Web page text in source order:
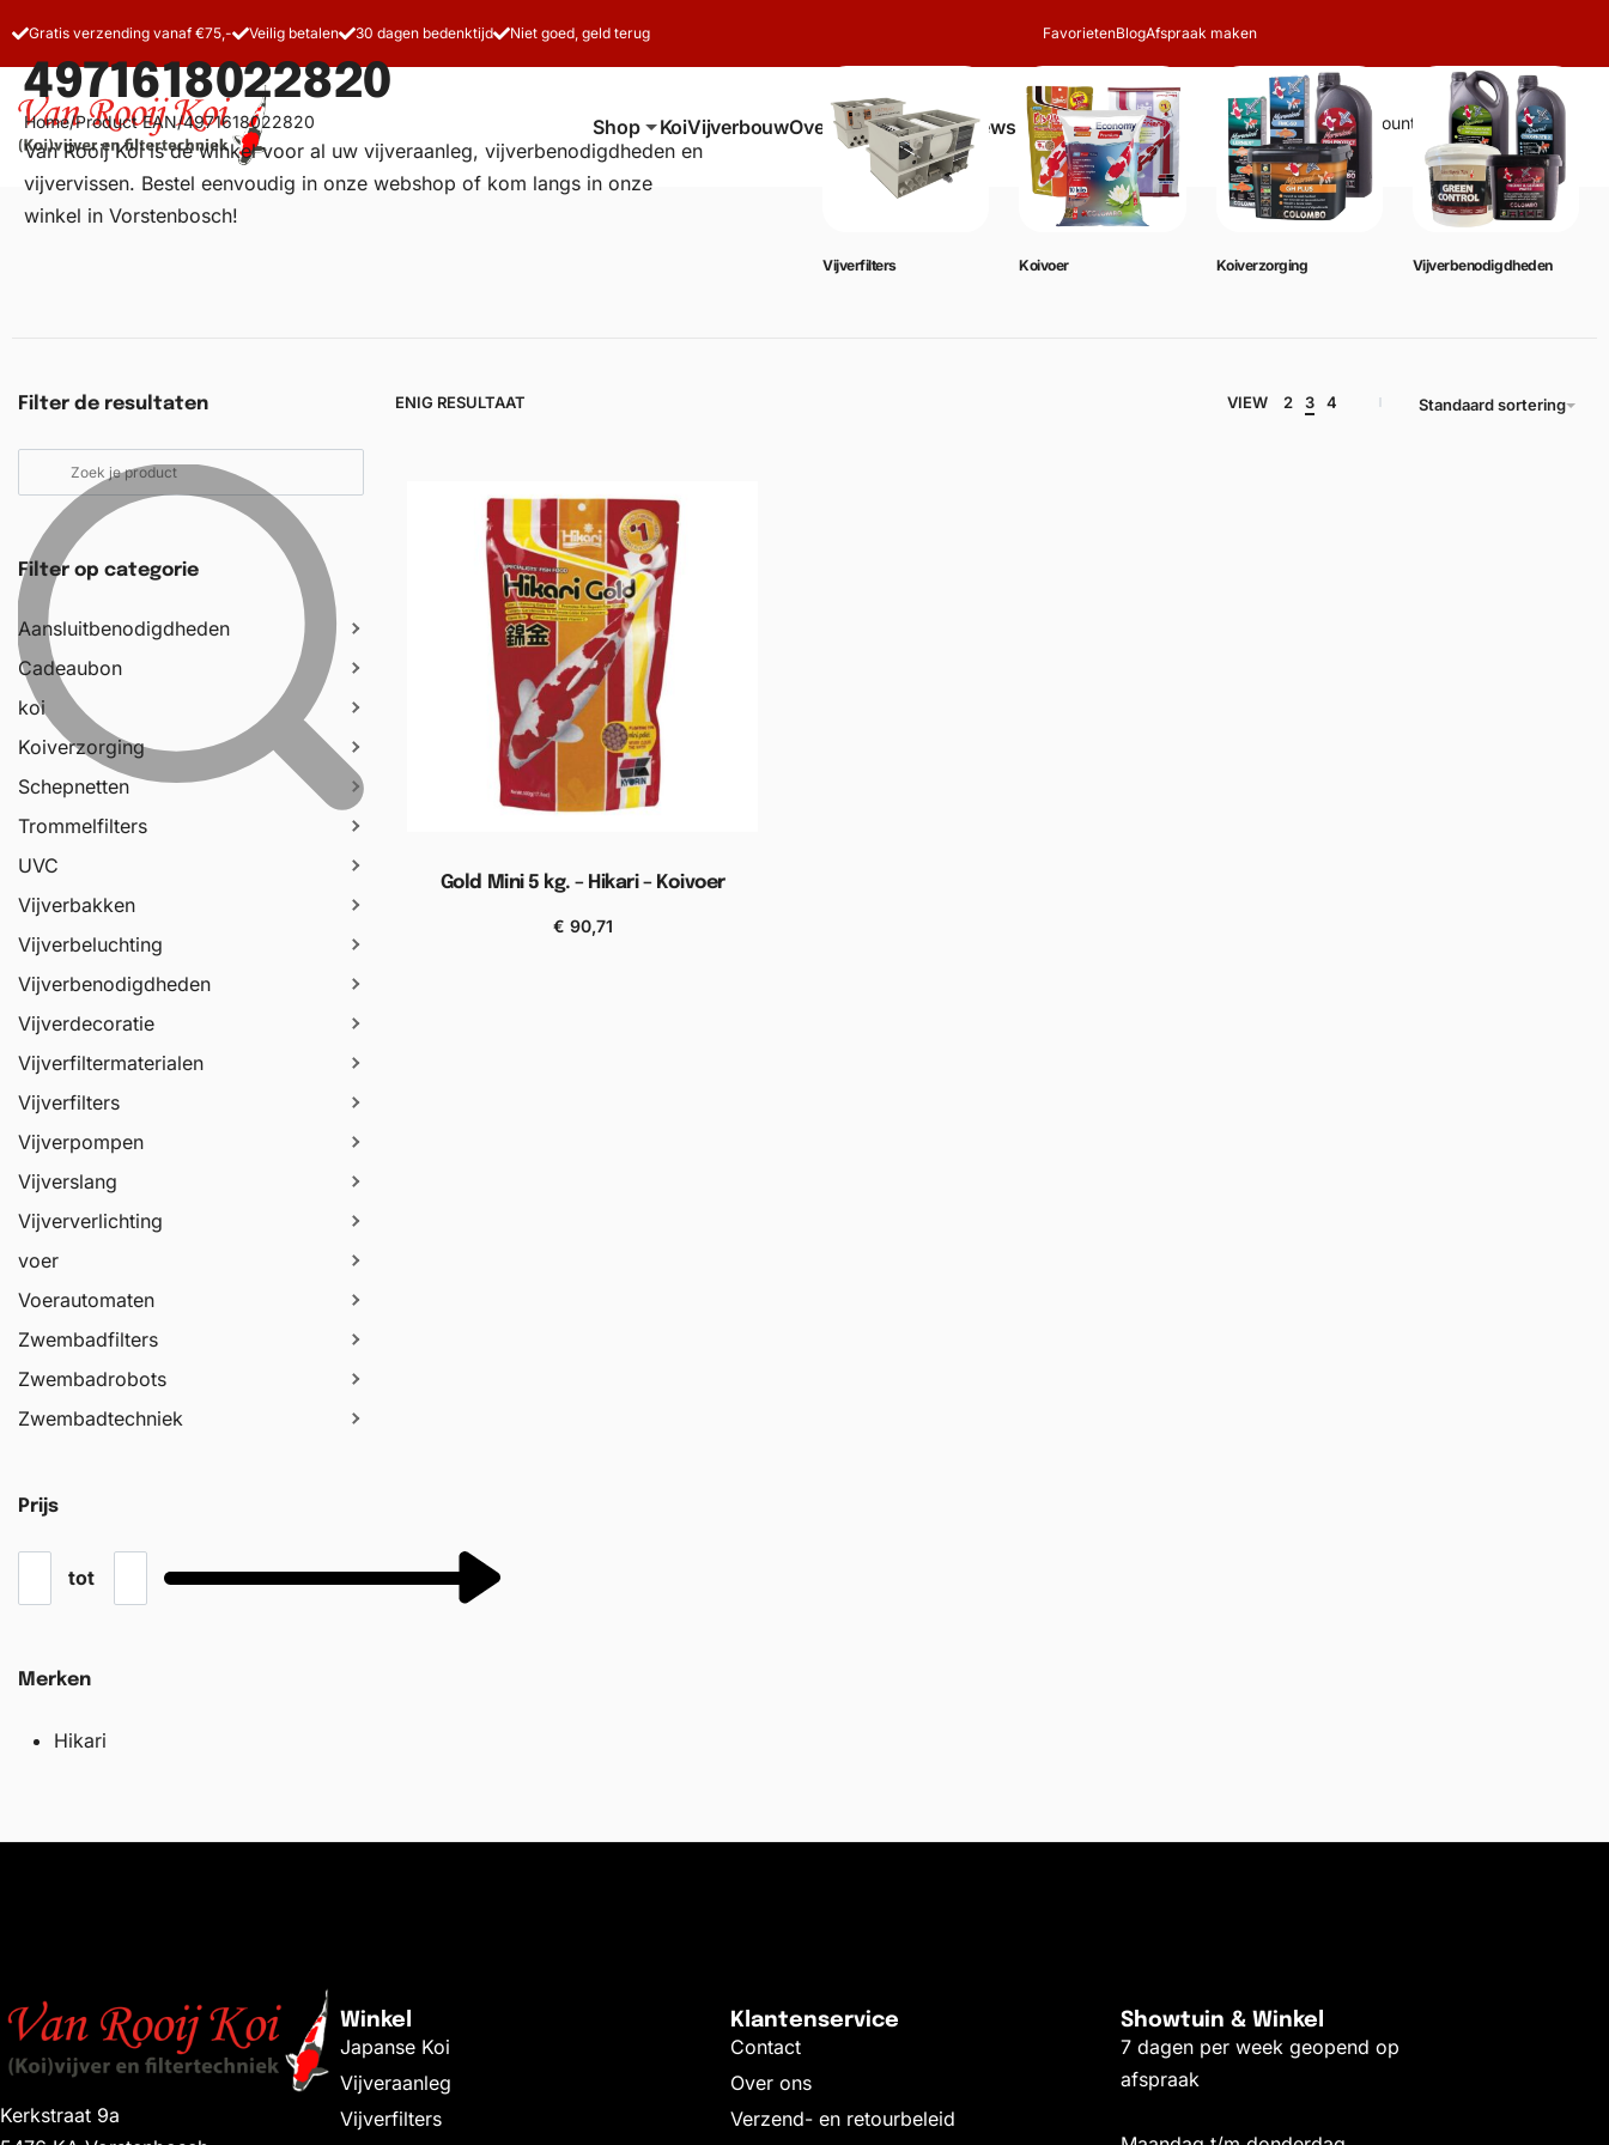
Gratis verzending vanaf €75,- Veilig betalen 30 dagen bedenktijd Niet goed, geld terug FavorietenBlogAfspraak maken
Shop KoiVijverbouwOver onsContactReviews Zoeken Account Winkelwagen 0
4971618022820
Home/Product EAN/4971618022820
Van Rooij Koi is dé winkel voor al uw vijveraanleg, vijverbenodigdheden en
vijvervissen. Bestel eenvoudig in onze webshop of kom langs in onze
winkel in Vorstenbosch!
Vijverfilters Koivoer Koiverzorging Vijverbenodigdheden
Filter de resultaten
Filter op categorie
Aansluitbenodigdheden
Cadeaubon
koi
Koiverzorging
Schepnetten
Trommelfilters
UVC
Vijverbakken
Vijverbeluchting
Vijverbenodigdheden
Vijverdecoratie
Vijverfiltermaterialen
Vijverfilters
Vijverpompen
Vijverslang
Vijververlichting
voer
Voerautomaten
Zwembadfilters
Zwembadrobots
Zwembadtechniek
Prijs
tot
Merken
Hikari
ENIG RESULTAAT VIEW 2 3 4 Standaard sortering
Gold Mini 5 kg. – Hikari – Koivoer
€ 90,71
Kerkstraat 9a
Winkel
Japanse Koi
Vijveraanleg
Vijverfilters
Klantenservice
Contact
Over ons
Verzend- en retourbeleid
Showtuin & Winkel
7 dagen per week geopend op
afspraak